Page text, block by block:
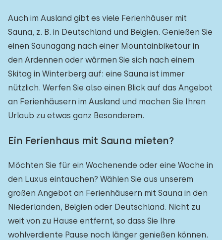
Auch im Ausland gibt es viele Ferienhäuser mit
Sauna, z. B. in Deutschland und Belgien. Genießen Sie
einen Saunagang nach einer Mountainbiketour in
den Ardennen oder wärmen Sie sich nach einem
Skitag in Winterberg auf: eine Sauna ist immer
nützlich. Werfen Sie also einen Blick auf das Angebot
an Ferienhäusern im Ausland und machen Sie Ihren
Urlaub zu etwas ganz Besonderem.
Ein Ferienhaus mit Sauna mieten?
Möchten Sie für ein Wochenende oder eine Woche in
den Luxus eintauchen? Wählen Sie aus unserem
großen Angebot an Ferienhäusern mit Sauna in den
Niederlanden, Belgien oder Deutschland. Nicht zu
weit von zu Hause entfernt, so dass Sie Ihre
wohlverdiente Pause noch länger genießen können.